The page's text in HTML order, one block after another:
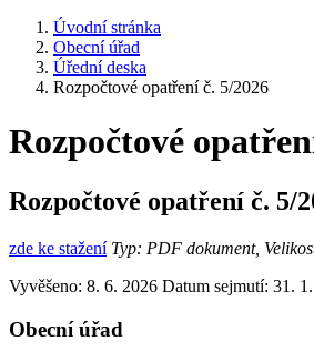
Úvodní stránka
Obecní úřad
Úřední deska
Rozpočtové opatření č. 5/2026
Rozpočtové
Rozpočtové opatření č. 5/
zde ke staženíTyp: PDF dokument,
Vyvěšeno: 8. 6. 2026 Datum sejmutí: 31.
Obecní úřad